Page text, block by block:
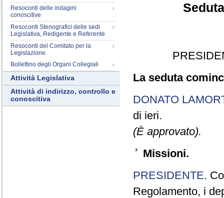
Resoconti delle indagini
conoscitive
Resoconti Stenografici delle sedi
Legislativa, Redigente e Referente
Resoconti del Comitato per la
Legislazione
Bollettino degli Organi Collegiali
Attività Legislativa
Attività di indirizzo, controllo e
conoscitiva
La seduta
DONATO
di ieri.
(È approvato).
Missioni.
PRESIDENTE.
Regolamento, i